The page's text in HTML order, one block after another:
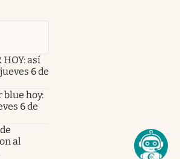
así
6 de
blue hoy:
6 de
al